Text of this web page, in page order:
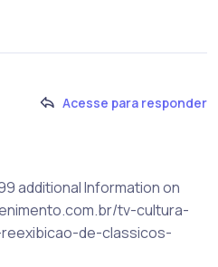
Acesse para responder
additional Information on
tv-cultura-
de-classicos-